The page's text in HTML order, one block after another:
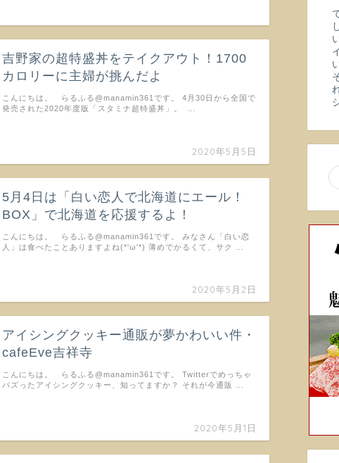
吉野家の超特盛丼をテイクアウト！1700
カロリーに主婦が挑んだよ
2020年5月5日
こんにちは。 らるふる@manamin361です。 4月30日から全国で
発売された2020年度版「スタミナ超特盛丼」。 …
5月4日は「白い恋人で北海道にエール！
BOX」で北海道を応援するよ！
2020年5月2日
こんにちは。 らるふる@manamin361です。 みなさん「白い恋
人」は食べたことありますよね(*'ω'*) 薄めでかるくて、サク …
アイシングクッキー通販が夢かわいい件・
cafeEve吉祥寺
2020年5月1日
こんにちは。 らるふる@manamin361です。 Twitterでめっちゃ
バズったアイシングクッキー、知ってますか？ それが今通販 …